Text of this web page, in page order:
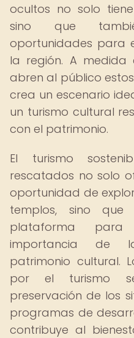
ocultos no solo
sino que
oportunidades para
la región. A medida
abren al público
crea un escenario
un turismo cultural
con el patrimonio.
El turismo
rescatados no solo
oportunidad de
templos, sino
plataforma
importancia de
patrimonio cultural.
por el turismo
preservación de los
programas de
contribuye al